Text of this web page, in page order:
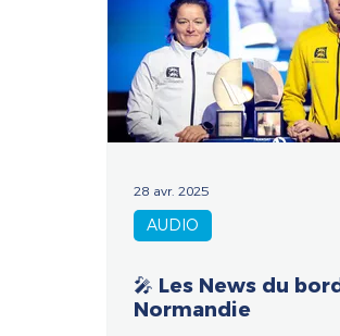
28 avr. 2025
AUDIO
🎤 Les News du
Normandie